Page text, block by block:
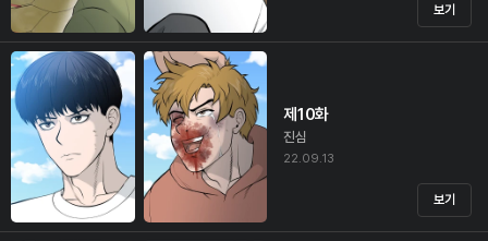
보기
제10화
진심
22.09.13
보기